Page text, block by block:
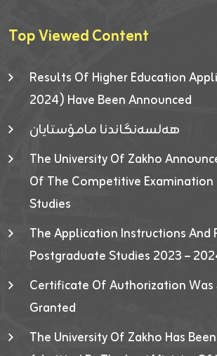
Top Viewed Content
Results Of Higher Education
2024) Have Been Announced
هەلسەنگاندنا مامۆستایان
The University Of Zakho
Of The Competitive Examination
Studies
The Application Instructions And
Postgraduate Studies 2023 –
Certificate Of Authorization
Granted
The University Of Zakho Has